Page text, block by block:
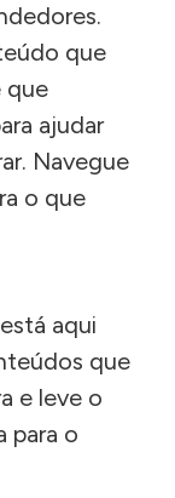
que
que
ajudar
Navegue
o que
aqui
que
e leve o
para o